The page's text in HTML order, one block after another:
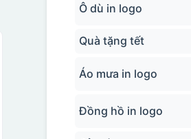
Ô dù in logo
Quà tặng tết
Áo mưa in logo
Đồng hồ in logo